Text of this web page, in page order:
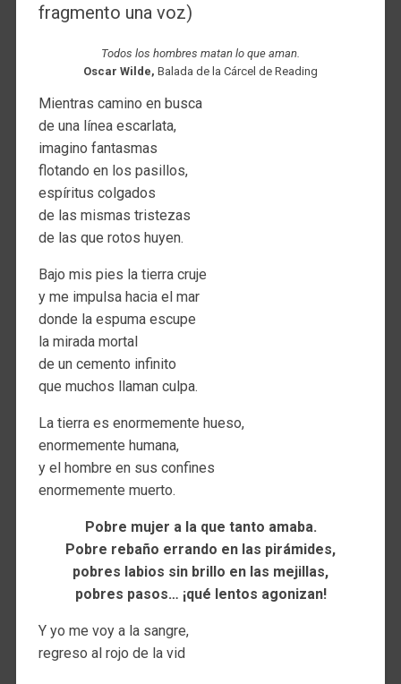
fragmento una voz)
Todos los hombres matan lo que aman.
Oscar Wilde, Balada de la Cárcel de Reading
Mientras camino en busca
de una línea escarlata,
imagino fantasmas
flotando en los pasillos,
espíritus colgados
de las mismas tristezas
de las que rotos huyen.
Bajo mis pies la tierra cruje
y me impulsa hacia el mar
donde la espuma escupe
la mirada mortal
de un cemento infinito
que muchos llaman culpa.
La tierra es enormemente hueso,
enormemente humana,
y el hombre en sus confines
enormemente muerto.
Pobre mujer a la que tanto amaba.
Pobre rebaño errando en las pirámides,
pobres labios sin brillo en las mejillas,
pobres pasos… ¡qué lentos agonizan!
Y yo me voy a la sangre,
regreso al rojo de la vid